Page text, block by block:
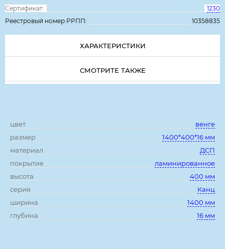
Сертификат:
1230
Реестровый номер РРПП:
10358835
ХАРАКТЕРИСТИКИ
СМОТРИТЕ ТАКЖЕ
цвет
венге
размер
1400*400*16 мм
материал
ДСП
покрытие
ламинированное
высота
400 мм
серия
Канц
ширина
1400 мм
глубина
16 мм